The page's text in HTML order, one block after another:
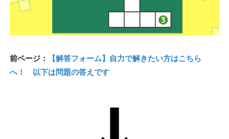
前ページ：
【解答フォーム】自力で解きたい方はこちら
へ！ 以下は問題の答えです